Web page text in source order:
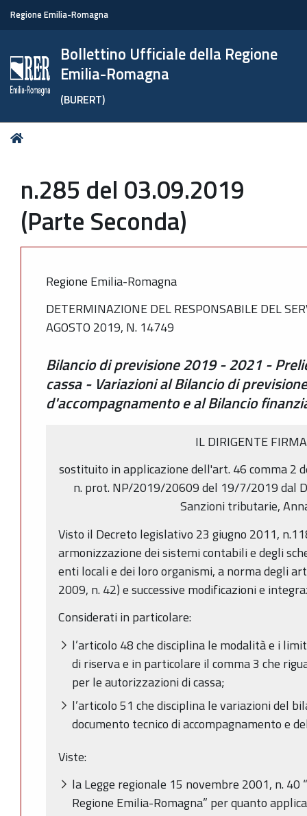
Regione Emilia-Romagna
Bollettino Ufficiale della Regione
Emilia-Romagna
(BURERT)
Tu
n.285 del 03.09.2019
(Parte Seconda)
Regione Emilia-Romagna
DETERMINAZIONE DEL RESPONSABILE DEL
AGOSTO 2019, N. 14749
Bilancio di previsione 2019 - 2021 -
cassa - Variazioni al Bilancio di
d'accompagnamento e al Bilancio
IL DIRIGENTE
sostituito in applicazione dell'art. 46 comma 2
n. prot. NP/2019/20609 del 19/7/2019 dal
Sanzioni tributarie,
Visto il Decreto legislativo 23 giugno 2011,
armonizzazione dei sistemi contabili e degli
enti locali e dei loro organismi, a norma degli
2009, n. 42) e successive modificazioni e
Considerati in particolare:
l’articolo 48 che disciplina le modalità e i
di riserva e in particolare il comma 3 che
per le autorizzazioni di cassa;
l’articolo 51 che disciplina le variazioni del
documento tecnico di accompagnamento e
Viste:
la Legge regionale 15 novembre 2001, n.
Regione Emilia-Romagna” per quanto